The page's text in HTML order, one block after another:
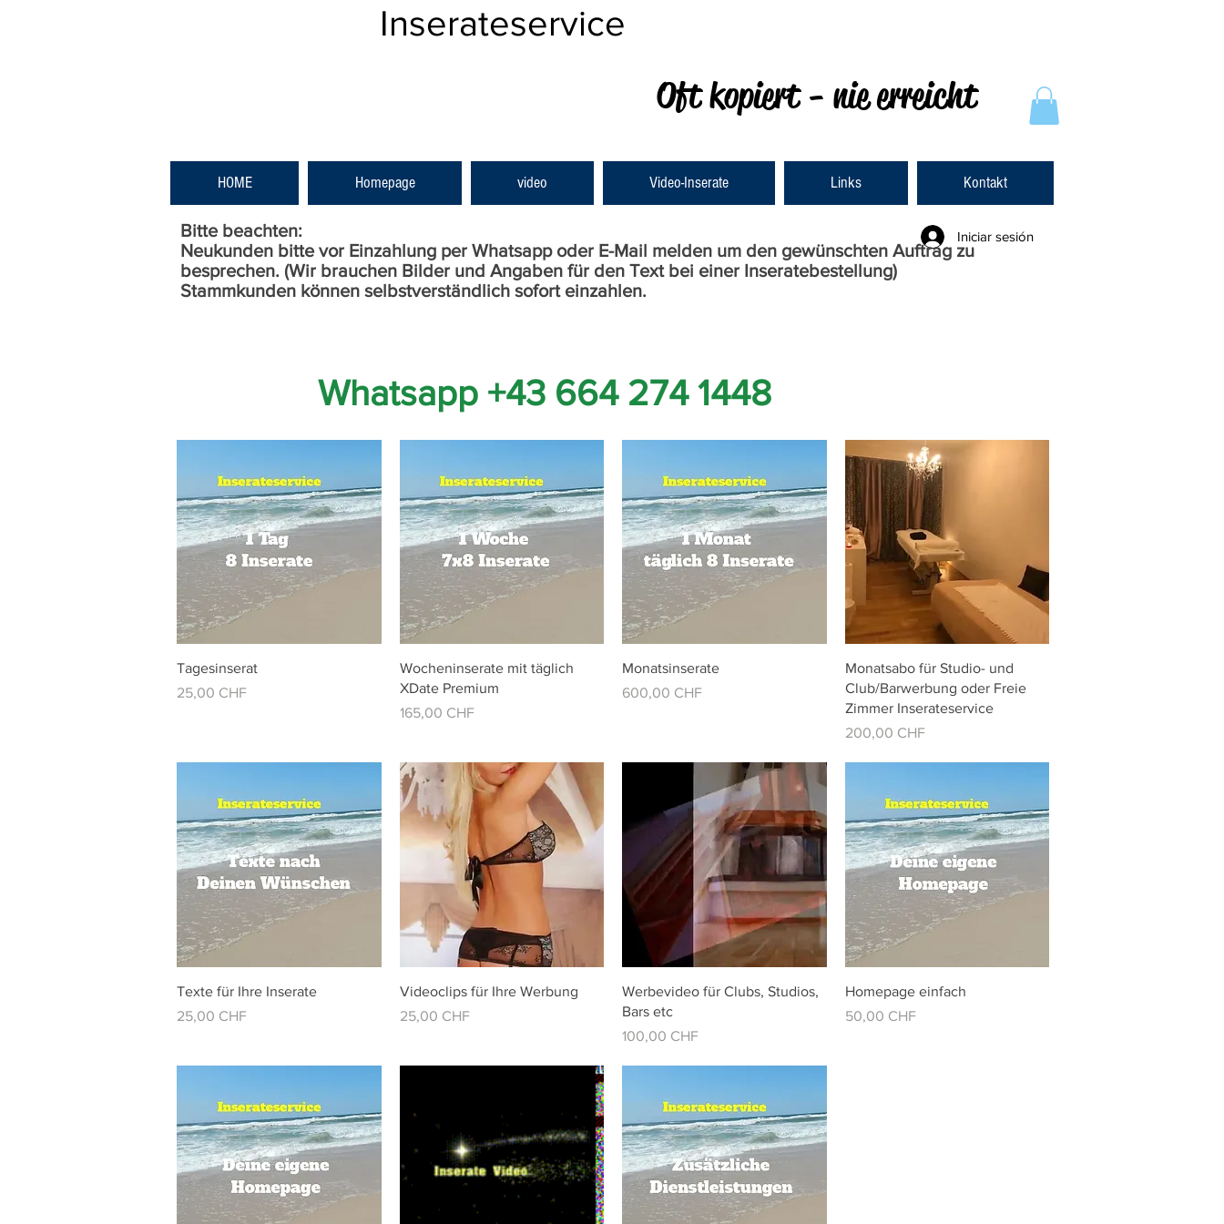
Inserateservice
Oft kopiert - nie erreicht
HOME Homepage video Video-Inserate Links Kontakt
Iniciar sesión
Bitte beachten:
Neukunden bitte vor Einzahlung per Whatsapp oder E-Mail melden um den gewünschten Auftrag zu
besprechen. (Wir brauchen Bilder und Angaben für den Text bei einer Inseratebestellung)
Stammkunden können selbstverständlich sofort einzahlen.
Whatsapp +43 664 274 1448
Vista rápida
Tagesinserat
Precio
25,00 CHF
Vista rápida
Wocheninserate mit täglich
XDate Premium
Precio
165,00 CHF
Vista rápida
Monatsinserate
Precio
600,00 CHF
Vista rápida
Monatsabo für Studio- und
Club/Barwerbung oder Freie
Zimmer Inserateservice
Precio
200,00 CHF
Vista rápida
Texte für Ihre Inserate
Precio
25,00 CHF
Vista rápida
Videoclips für Ihre Werbung
Precio
25,00 CHF
Vista rápida
Werbevideo für Clubs, Studios,
Bars etc
Precio
100,00 CHF
Vista rápida
Homepage einfach
Precio
50,00 CHF